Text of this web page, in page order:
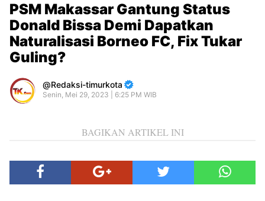
PSM Makassar Gantung Status
Donald Bissa Demi Dapatkan
Naturalisasi Borneo FC, Fix Tukar
Guling?
Redaksi-timurkota
Senin, Mei 29, 2023 | 6:25 PM WIB
BAGIKAN ARTIKEL INI